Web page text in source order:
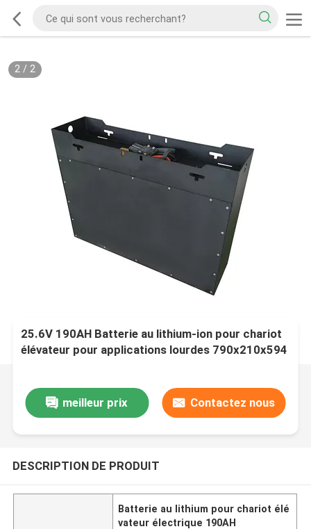
2/ 2
25.6V 190AH Batterie au lithium-ion pour chariot
élévateur pour applications lourdes 790x210x594
meilleur prix Contactez nous
DESCRIPTION DE PRODUIT
Batterie au lithium pour chariot élé
vateur électrique 190AH